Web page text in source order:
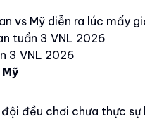
vs Mỹ diễn ra lúc mấy
tuần 3 VNL 2026
3 VNL 2026
đều chơi chưa thực